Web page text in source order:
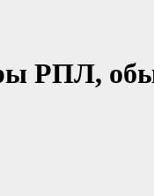
РПЛ,